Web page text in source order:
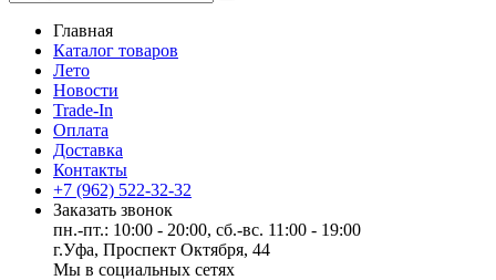
Главная
Каталог товаров
Лето
Новости
Trade-In
Оплата
Доставка
Контакты
+7 (962) 522-32-32
Заказать звонок
пн.-пт.: 10:00 - 20:00, сб.-вс. 11:00 - 19:00
г.Уфа, Проспект Октября, 44
Мы в социальных сетях